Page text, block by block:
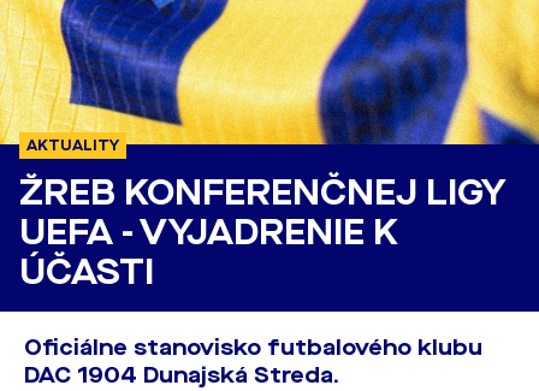
AKTUALITY
ŽREB KONFERENČNEJ LIGY
UEFA - VYJADRENIE K
ÚČASTI
Oficiálne stanovisko futbalového klubu
DAC 1904 Dunajská Streda.